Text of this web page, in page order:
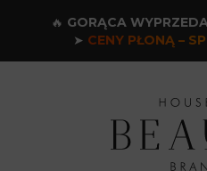
🔥 GORĄCA
➤ CENY PŁONĄ –